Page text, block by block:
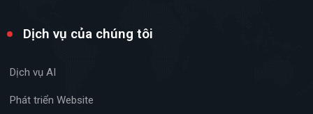
Dịch vụ của chúng tôi
Dịch vụ AI
Phát triển Website